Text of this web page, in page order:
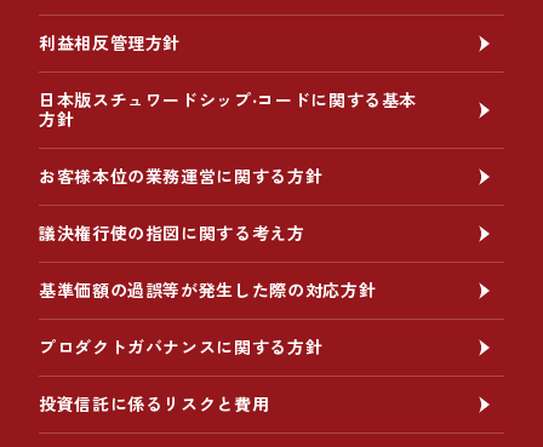
利益相反管理方針
日本版スチュワードシップ‧コードに関する基本
方針
お客様本位の業務運営に関する方針
議決権行使の指図に関する考え方
基準価額の過誤等が発生した際の対応方針
プロダクトガバナンスに関する方針
投資信託に係るリスクと費用